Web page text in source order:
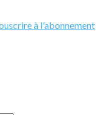
à l'abonnement